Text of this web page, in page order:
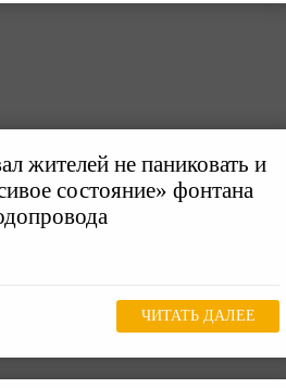
жителей не паниковать и
состояние» фонтана
ЧИТАТЬ ДАЛЕЕ